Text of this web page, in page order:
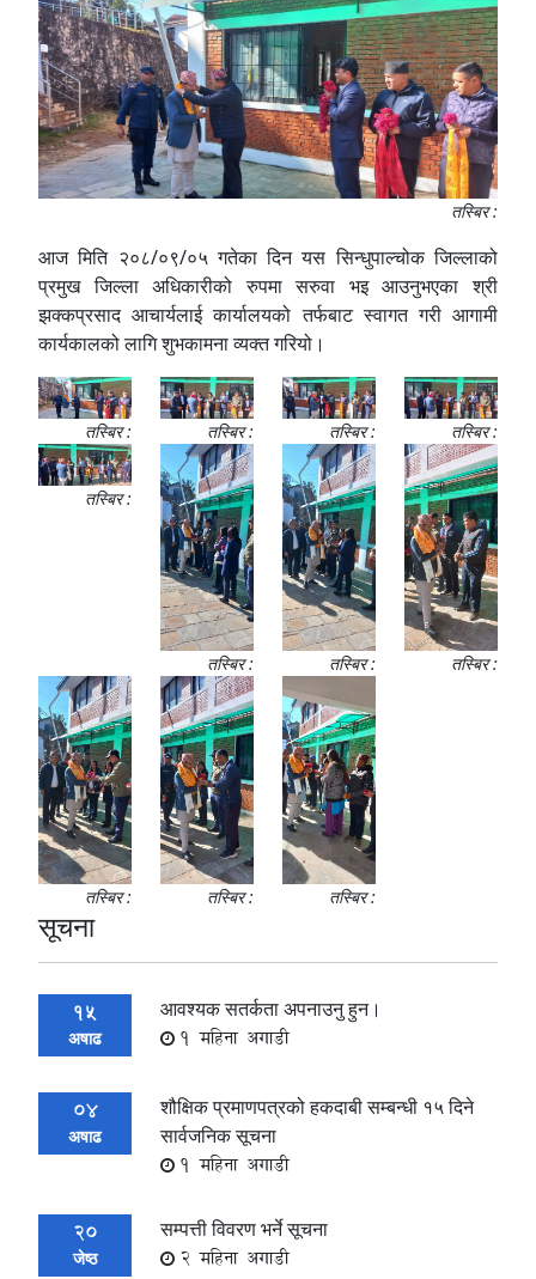
तस्बिर :
आज मिति २०८/०९/०५ गतेका दिन यस सिन्धुपाल्चोक जिल्लाको
प्रमुख जिल्ला अधिकारीको रुपमा सरुवा भइ आउनुभएका श्री
झक्कप्रसाद आचार्यलाई कार्यालयको तर्फबाट स्वागत गरी आगामी
कार्यकालको लागि शुभकामना व्यक्त गरियो।
तस्बिर : तस्बिर : तस्बिर : तस्बिर :
तस्बिर :
तस्बिर : तस्बिर : तस्बिर :
तस्बिर : तस्बिर : तस्बिर :
सूचना
15
अषाढ
आवश्यक सतर्कता अपनाउनु हुन।
1 महिना अगाडी
04
अषाढ
शौक्षिक प्रमाणपत्रको हकदाबी सम्बन्धी १५ दिने
सार्वजनिक सूचना
1 महिना अगाडी
20
जेष्ठ
सम्पत्ती विवरण भर्ने सूचना
2 महिना अगाडी